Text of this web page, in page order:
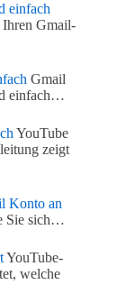
einfach
Ihren Gmail-
Gmail
einfach…
YouTube
zeigt
Konto an
Sie sich…
YouTube-
welche